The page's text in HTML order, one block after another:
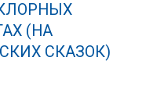
(НА
СКАЗОК)